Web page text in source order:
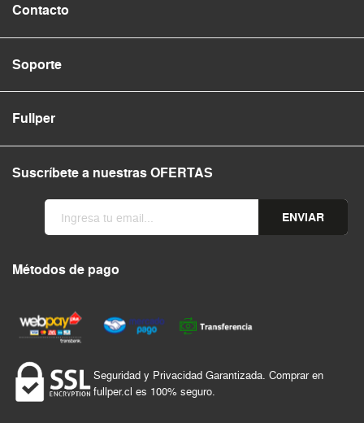
Contacto
Soporte
Fullper
Suscríbete a nuestras OFERTAS
ENVIAR
Métodos de pago
Seguridad y Privacidad Garantizada. Comprar en
fullper.cl es 100% seguro.